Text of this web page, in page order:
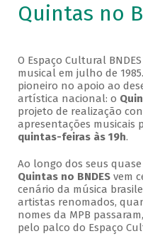
Quintas no
O Espaço Cultural
musical em julho de
pioneiro no apoio ao
artística nacional: o
projeto de realização
apresentações musicais
quintas-feiras às 19h.
Ao longo dos seus
Quintas no BNDESvem
cenário da música
artistas renomados,
nomes da MPB
pelo palco do Espaço